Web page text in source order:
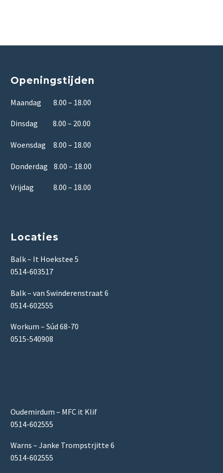
Openingstijden
Maandag 8.00 – 18.00
Dinsdag 8.00 – 20.00
Woensdag 8.00 – 18.00
Donderdag 8.00 – 18.00
Vrijdag 8.00 – 18.00
Locaties
Balk – It Hoekstee 5
0514-603517
Balk – van Swinderenstraat 6
0514-602555
Workum – Súd 68-70
0515-540908
Oudemirdum – MFC it Klif
0514-602555
Warns – Janke Trompstrjitte 6
0514-602555